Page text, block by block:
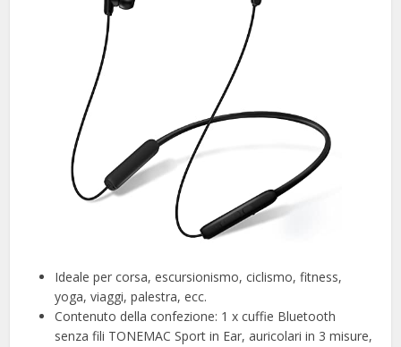
Ideale per corsa, escursionismo, ciclismo, fitness,
yoga, viaggi, palestra, ecc.
Contenuto della confezione: 1 x cuffie Bluetooth
senza fili TONEMAC Sport in Ear, auricolari in 3 misure,